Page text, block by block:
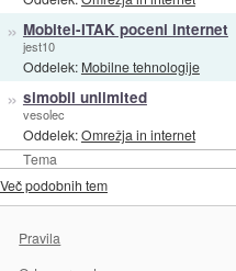
Tema
» Mobitel-ITAK poceni internet
jest10
Oddelek: Mobilne tehnologije
» simobil unlimited
vesolec
Oddelek:Omrežja in internet
Več podobnih tem
Pravila